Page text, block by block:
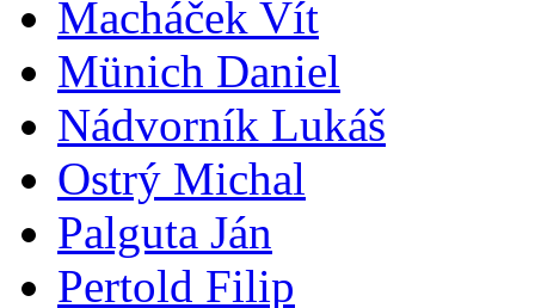
Macháček Vít
Münich Daniel
Nádvorník Lukáš
Ostrý Michal
Palguta Ján
Pertold Filip